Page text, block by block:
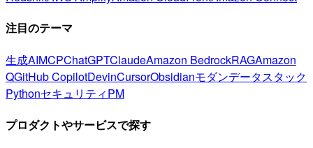
注目のテーマ
生成AIMCPChatGPTClaudeAmazon BedrockRAGAmazon
QGitHub CopilotDevinCursorObsidianモダンデータスタック
PythonセキュリティPM
プロダクトやサービスで探す